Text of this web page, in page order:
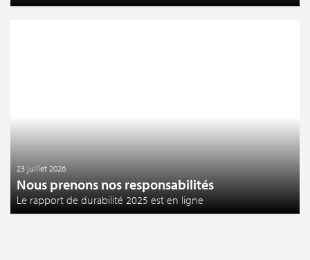
23 juillet 2026
Nous prenons nos responsabilités
Le rapport de durabilité 2025 est en ligne